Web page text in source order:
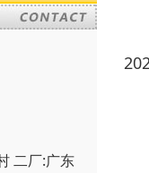
二厂:广东